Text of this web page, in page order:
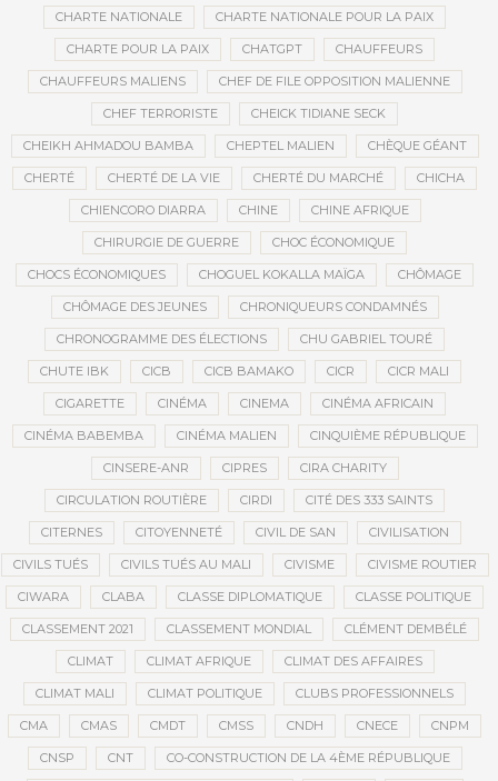
CHARTE NATIONALE CHARTE NATIONALE POUR LA PAIX
CHARTE POUR LA PAIX CHATGPT CHAUFFEURS
CHAUFFEURS MALIENS CHEF DE FILE OPPOSITION MALIENNE
CHEF TERRORISTE CHEICK TIDIANE SECK
CHEIKH AHMADOU BAMBA CHEPTEL MALIEN CHÈQUE GÉANT
CHERTÉ CHERTÉ DE LA VIE CHERTÉ DU MARCHÉ CHICHA
CHIENCORO DIARRA CHINE CHINE AFRIQUE
CHIRURGIE DE GUERRE CHOC ÉCONOMIQUE
CHOCS ÉCONOMIQUES CHOGUEL KOKALLA MAÏGA CHÔMAGE
CHÔMAGE DES JEUNES CHRONIQUEURS CONDAMNÉS
CHRONOGRAMME DES ÉLECTIONS CHU GABRIEL TOURÉ
CHUTE IBK CICB CICB BAMAKO CICR CICR MALI
CIGARETTE CINÉMA CINEMA CINÉMA AFRICAIN
CINÉMA BABEMBA CINÉMA MALIEN CINQUIÈME RÉPUBLIQUE
CINSERE-ANR CIPRES CIRA CHARITY
CIRCULATION ROUTIÈRE CIRDI CITÉ DES 333 SAINTS
CITERNES CITOYENNETÉ CIVIL DE SAN CIVILISATION
CIVILS TUÉS CIVILS TUÉS AU MALI CIVISME CIVISME ROUTIER
CIWARA CLABA CLASSE DIPLOMATIQUE CLASSE POLITIQUE
CLASSEMENT 2021 CLASSEMENT MONDIAL CLÉMENT DEMBÉLÉ
CLIMAT CLIMAT AFRIQUE CLIMAT DES AFFAIRES
CLIMAT MALI CLIMAT POLITIQUE CLUBS PROFESSIONNELS
CMA CMAS CMDT CMSS CNDH CNECE CNPM
CNSP CNT CO-CONSTRUCTION DE LA 4ÈME RÉPUBLIQUE